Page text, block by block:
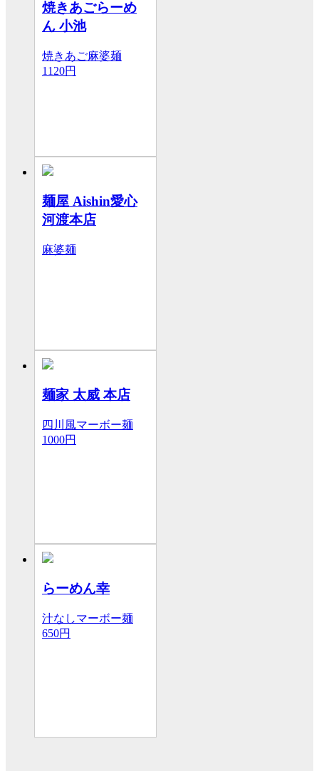
焼きあごらーめ
ん 小池
焼きあご麻婆麺
1120円
麺屋 Aishin愛心
河渡本店
麻婆麺
麺家 太威 本店
四川風マーボー麺
1000円
らーめん幸
汁なしマーボー麺
650円